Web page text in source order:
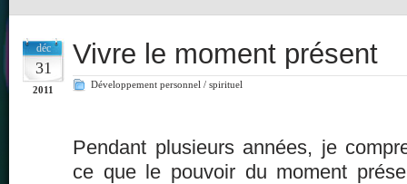
déc
31
2011
Vivre le moment présent
Développement personnel / spirituel
Pendant plusieurs années, je
ce que le pouvoir du moment